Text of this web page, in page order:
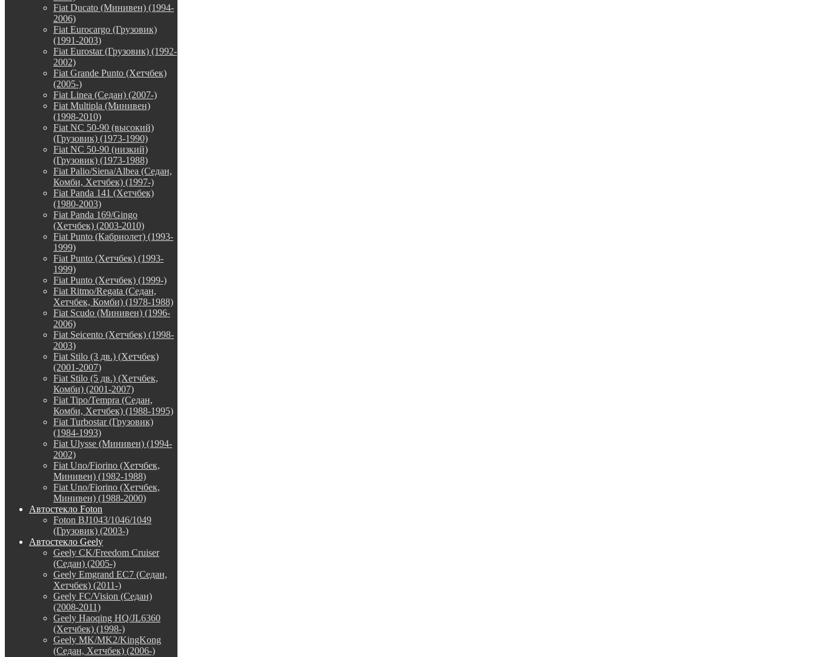
Fiat Ducato (Минивен) (1994-
2006)
Fiat Eurocargo (Грузовик)
(1991-2003)
Fiat Eurostar (Грузовик) (1992-
2002)
Fiat Grande Punto (Хетчбек)
(2005-)
Fiat Linea (Седан) (2007-)
Fiat Multipla (Минивен)
(1998-2010)
Fiat NC 50-90 (высокий)
(Грузовик) (1973-1990)
Fiat NC 50-90 (низкий)
(Грузовик) (1973-1988)
Fiat Palio/Siena/Albea (Седан,
Комби, Хетчбек) (1997-)
Fiat Panda 141 (Хетчбек)
(1980-2003)
Fiat Panda 169/Gingo
(Хетчбек) (2003-2010)
Fiat Punto (Кабриолет) (1993-
1999)
Fiat Punto (Хетчбек) (1993-
1999)
Fiat Punto (Хетчбек) (1999-)
Fiat Ritmo/Regata (Седан,
Хетчбек, Комби) (1978-1988)
Fiat Scudo (Минивен) (1996-
2006)
Fiat Seicento (Хетчбек) (1998-
2003)
Fiat Stilo (3 дв.) (Хетчбек)
(2001-2007)
Fiat Stilo (5 дв.) (Хетчбек,
Комби) (2001-2007)
Fiat Tipo/Tempra (Седан,
Комби, Хетчбек) (1988-1995)
Fiat Turbostar (Грузовик)
(1984-1993)
Fiat Ulysse (Минивен) (1994-
2002)
Fiat Uno/Fiorino (Хетчбек,
Минивен) (1982-1988)
Fiat Uno/Fiorino (Хетчбек,
Минивен) (1988-2000)
Автостекло Foton
Foton BJ1043/1046/1049
(Грузовик) (2003-)
Автостекло Geely
Geely CK/Freedom Cruiser
(Седан) (2005-)
Geely Emgrand EC7 (Седан,
Хетчбек) (2011-)
Geely FC/Vision (Седан)
(2008-2011)
Geely Haoqing HQ/JL6360
(Хетчбек) (1998-)
Geely MK/MK2/KingKong
(Седан, Хетчбек) (2006-)